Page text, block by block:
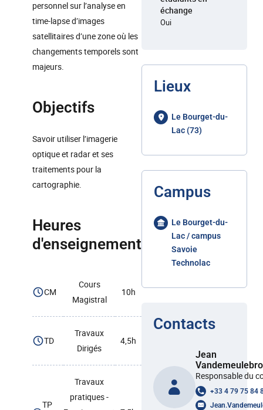
personnel sur l’analyse en
time-lapse d’images
satellitaires d’une zone où les
changements temporels sont
majeurs.
Objectifs
Savoir utiliser l’imagerie
optique et radar et ses
traitements pour la
cartographie.
Heures
d'enseignement
CM
Cours
Magistral
10h
TD
Travaux
Dirigés
4,5h
TP
Travaux
pratiques -
échange
Oui
Lieux
Le Bourget-du-
Lac (73)
Campus
Le Bourget-du-
Lac / campus
Savoie
Technolac
Contacts
Jean
Responsable du
+33 4 79 75 84